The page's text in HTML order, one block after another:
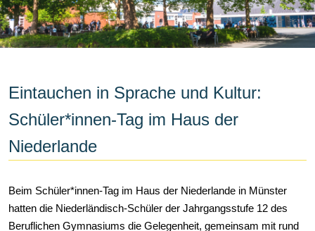
Eintauchen in Sprache und Kultur:
Schüler*innen-Tag im Haus der
Niederlande
Beim Schüler*innen-Tag im Haus der Niederlande in Münster
hatten die Niederländisch-Schüler der Jahrgangsstufe 12 des
Beruflichen Gymnasiums die Gelegenheit, gemeinsam mit rund